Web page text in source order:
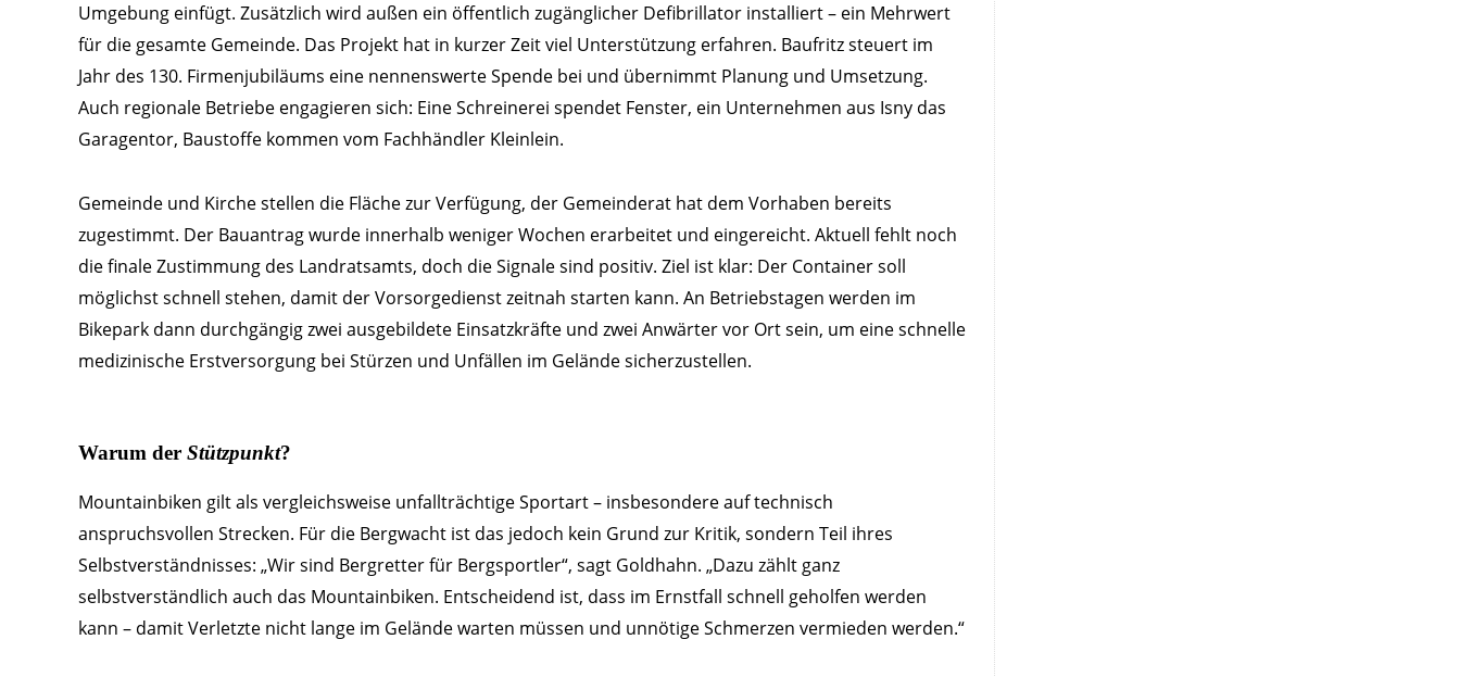
Umgebung einfügt. Zusätzlich wird außen ein öffentlich zugänglicher Defibrillator installiert – ein Mehrwert
für die gesamte Gemeinde. Das Projekt hat in kurzer Zeit viel Unterstützung erfahren. Baufritz steuert im
Jahr des 130. Firmenjubiläums eine nennenswerte Spende bei und übernimmt Planung und Umsetzung.
Auch regionale Betriebe engagieren sich: Eine Schreinerei spendet Fenster, ein Unternehmen aus Isny das
Garagentor, Baustoffe kommen vom Fachhändler Kleinlein.
Gemeinde und Kirche stellen die Fläche zur Verfügung, der Gemeinderat hat dem Vorhaben bereits
zugestimmt. Der Bauantrag wurde innerhalb weniger Wochen erarbeitet und eingereicht. Aktuell fehlt noch
die finale Zustimmung des Landratsamts, doch die Signale sind positiv. Ziel ist klar: Der Container soll
möglichst schnell stehen, damit der Vorsorgedienst zeitnah starten kann. An Betriebstagen werden im
Bikepark dann durchgängig zwei ausgebildete Einsatzkräfte und zwei Anwärter vor Ort sein, um eine schnelle
medizinische Erstversorgung bei Stürzen und Unfällen im Gelände sicherzustellen.
Warum der Stützpunkt?
Mountainbiken gilt als vergleichsweise unfallträchtige Sportart – insbesondere auf technisch
anspruchsvollen Strecken. Für die Bergwacht ist das jedoch kein Grund zur Kritik, sondern Teil ihres
Selbstverständnisses: „Wir sind Bergretter für Bergsportler“, sagt Goldhahn. „Dazu zählt ganz
selbstverständlich auch das Mountainbiken. Entscheidend ist, dass im Ernstfall schnell geholfen werden
kann – damit Verletzte nicht lange im Gelände warten müssen und unnötige Schmerzen vermieden werden.“